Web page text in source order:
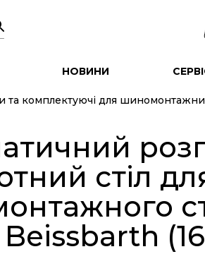
НОВИНИ
та комплектуючі для
стіл